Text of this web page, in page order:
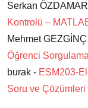
Serkan
Kontrolü –
Mehmet
Öğrenci
burak - ESM203-
Soru ve Çözümleri